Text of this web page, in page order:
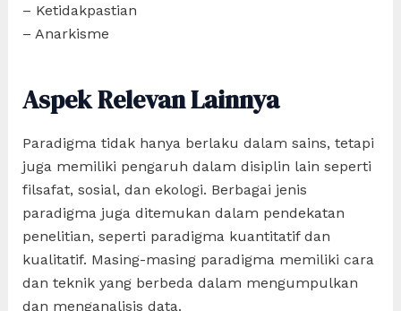
– Ketidakpastian
– Anarkisme
Aspek Relevan Lainnya
Paradigma tidak hanya berlaku dalam sains, tetapi
juga memiliki pengaruh dalam disiplin lain seperti
filsafat, sosial, dan ekologi. Berbagai jenis
paradigma juga ditemukan dalam pendekatan
penelitian, seperti paradigma kuantitatif dan
kualitatif. Masing-masing paradigma memiliki cara
dan teknik yang berbeda dalam mengumpulkan
dan menganalisis data.